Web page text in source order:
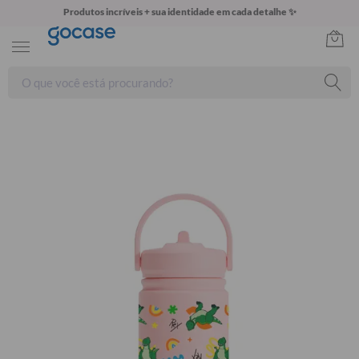
Produtos incríveis + sua identidade em cada detalhe ✨